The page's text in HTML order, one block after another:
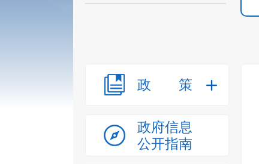
政策
政府信息
公开指南